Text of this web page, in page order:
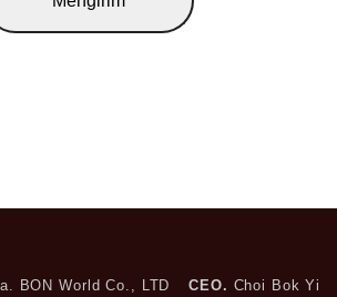
BON World Co., LTD CEO. Choi Bok Yi